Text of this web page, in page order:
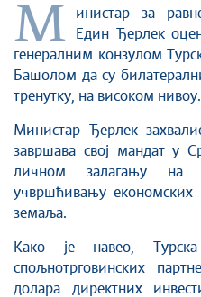
М
инистар за
Един Ђерлек
генералним конзулом
Башолом да су
тренутку, на високом нивоу.
Министар Ђерлек
завршава свој мандат у
личном залагању на
учвршћивању економских
земаља.
Како је навео,
спољнотрговинских
долара директних